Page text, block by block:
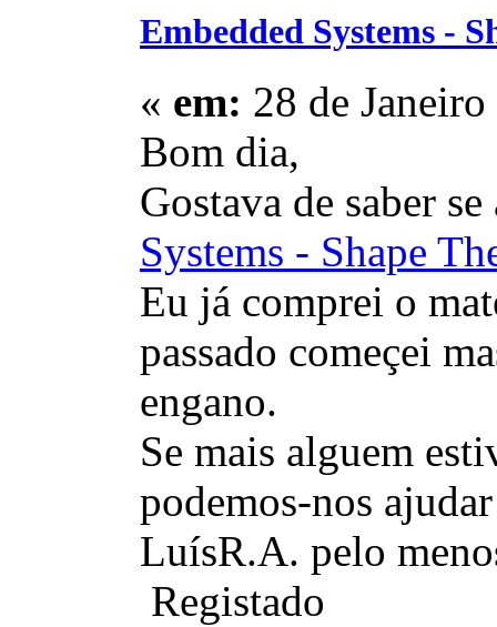
Embedded Systems -
« em: 28 de
Bom dia,
Gostava de saber
Systems - Shape
Eu já comprei o
passado começei
engano.
Se mais alguem
podemos-nos
LuísR.A. pelo
Registado